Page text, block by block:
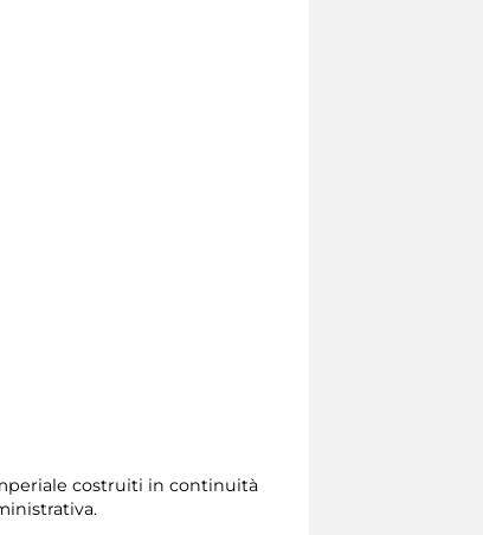
costruiti in continuità